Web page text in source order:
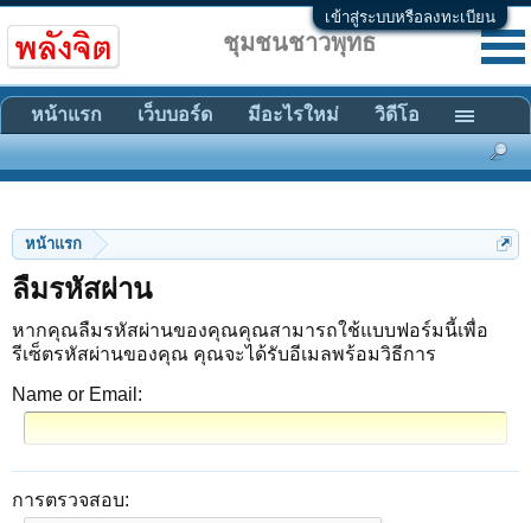
เข้าสู่ระบบหรือลงทะเบียน
หน้าแรก
ลืมรหัสผ่าน
หากคุณลืมรหัสผ่านของคุณคุณสามารถใช้แบบฟอร์มนี้เพื่อ
รีเซ็ตรหัสผ่านของคุณ คุณจะได้รับอีเมลพร้อมวิธีการ
Name or Email:
การตรวจสอบ:
ชุมชนชาวพุทธ
หน้าแรก เว็บบอร์ด มีอะไรใหม่ วิดีโอ